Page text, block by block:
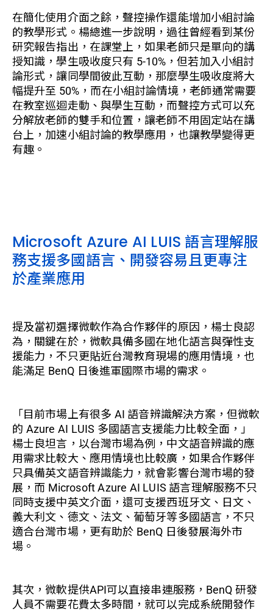
在簡化使用介面之餘，聲控操作還能增加小組討論
的教學形式。楊總進一步說明，過往曾經看到某份
研究報告指出，在課堂上，如果老師只是單向的講
授知識，學生吸收度只有 5-10%，但若加入小組討
論形式，讓同學間彼此互動，那麼學生吸收度將大
幅提升至 50%，而在小組討論情境，老師通常需要
在教室巡迴走動、與學生互動，而聲控方式可以充
分解放老師的雙手和位置，讓老師不用固定站在講
台上，加速小組討論的教學應用，也讓教學變得更
有趣。
Microsoft Azure AI LUIS 語言理解服
務支援多國語言、開發容易且更專注
於產業應用
提及當初選擇微軟作為合作夥伴的原因，楊士良認
為，關鍵在於，微軟具備多國在地化語言與彈性支
援能力，不只更貼近台灣教育現場的應用情境，也
能滿足 BenQ 日後進軍國際市場的需求。
「目前市場上有很多 AI 語音辨識解決方案，但微軟
的 Azure AI LUIS 多國語言支援能力比較全面，」
楊士良坦言，以台灣市場為例，中文語音辨識的應
用需求比較大、應用情境也比較廣，如果合作夥伴
只具備英文語音辨識能力，就會影響台灣市場的發
展，而 Microsoft Azure AI LUIS 語言理解服務不只
同時支援中英文介面，還可支援西班牙文、日文、
義大利文、德文、法文、葡萄牙等多國語言，不只
適合台灣市場，更有助於 BenQ 日後發展海外市
場。
其次，微軟提供API可以直接串連服務，BenQ 研發
人員不需要花費太多時間，就可以完成系統開發作